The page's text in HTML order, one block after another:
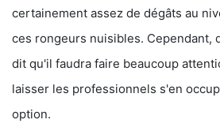
certainement assez de dégâts au
ces rongeurs nuisibles. Cependant,
dit qu'il faudra faire beaucoup
laisser les professionnels s'en
option.